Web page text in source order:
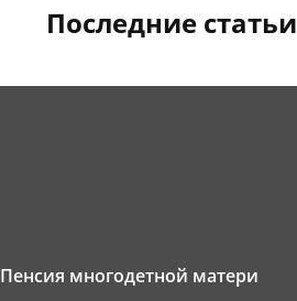
Последние статьи
Пенсия многодетной матери